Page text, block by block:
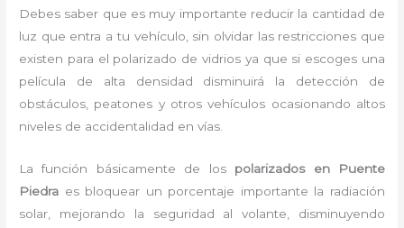
Debes saber que es muy importante reducir la cantidad de
luz que entra a tu vehículo, sin olvidar las restricciones que
existen para el polarizado de vidrios ya que si escoges una
película de alta densidad disminuirá la detección de
obstáculos, peatones y otros vehículos ocasionando altos
niveles de accidentalidad en vías.
La función básicamente de los polarizados en Puente
Piedra es bloquear un porcentaje importante la radiación
solar, mejorando la seguridad al volante, disminuyendo